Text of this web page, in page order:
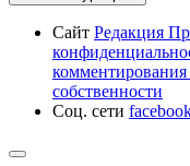
Сайт Редакция
комментирования
собственности
Соц. сети